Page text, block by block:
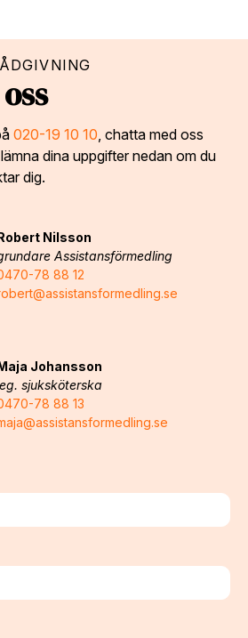
020-19 10 10 , chatta med oss
dina uppgifter nedan om du
dig.
Nilsson
Assistansförmedling
78 88 12
Johansson
sjuksköterska
78 88 13